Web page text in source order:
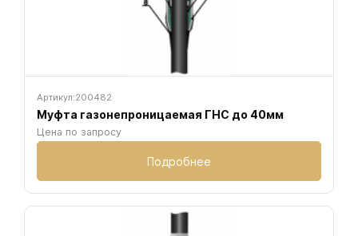
Артикул:200482
Муфта газонепроницаемая ГНС до 40мм
Цена по запросу
Подробнее